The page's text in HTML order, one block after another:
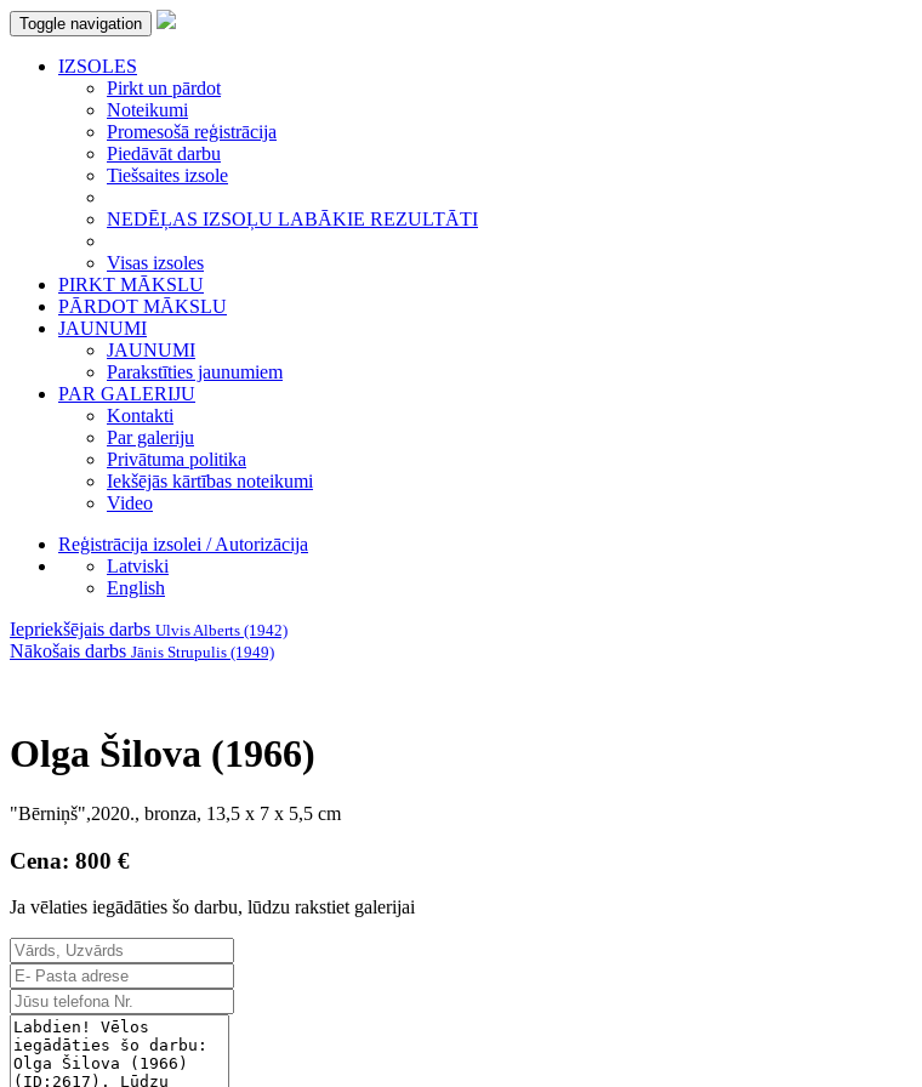
Toggle navigation
IZSOLES
Pirkt un pārdot
Noteikumi
Promesošā reģistrācija
Piedāvāt darbu
Tiešsaites izsole
NEDĒĻAS IZSOĻU LABĀKIE REZULTĀTI
Visas izsoles
PIRKT MĀKSLU
PĀRDOT MĀKSLU
JAUNUMI
JAUNUMI
Parakstīties jaunumiem
PAR GALERIJU
Kontakti
Par galeriju
Privātuma politika
Iekšējās kārtības noteikumi
Video
Reģistrācija izsolei / Autorizācija
Latviski
English
Iepriekšējais darbs Ulvis Alberts (1942)
Nākošais darbs Jānis Strupulis (1949)
Olga Šilova (1966)
"Bērniņš",2020., bronza, 13,5 x 7 x 5,5 cm
Cena: 800 €
Ja vēlaties iegādāties šo darbu, lūdzu rakstiet galerijai